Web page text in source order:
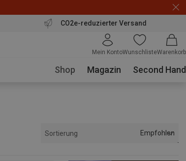
CO2e-reduzierter Versand
Mein KontoWunschlisteWarenkorb
Shop Magazin Second Hand
Sortierung Empfohlen